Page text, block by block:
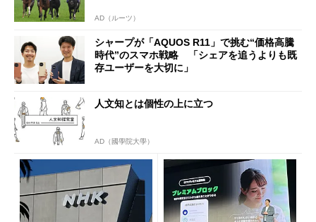
AD（ルーツ）
シャープが「AQUOS R11」で挑む“価格高騰
時代”のスマホ戦略 「シェアを追うよりも既
存ユーザーを大切に」
人文知とは個性の上に立つ
AD（國學院大學）